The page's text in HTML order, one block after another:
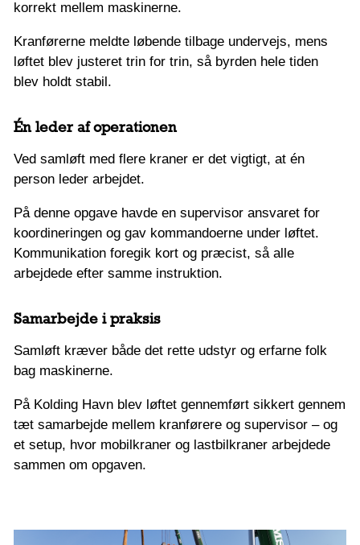
korrekt mellem maskinerne.
Kranførerne meldte løbende tilbage undervejs, mens
løftet blev justeret trin for trin, så byrden hele tiden
blev holdt stabil.
Én leder af operationen
Ved samløft med flere kraner er det vigtigt, at én
person leder arbejdet.
På denne opgave havde en supervisor ansvaret for
koordineringen og gav kommandoerne under løftet.
Kommunikation foregik kort og præcist, så alle
arbejdede efter samme instruktion.
Samarbejde i praksis
Samløft kræver både det rette udstyr og erfarne folk
bag maskinerne.
På Kolding Havn blev løftet gennemført sikkert gennem
tæt samarbejde mellem kranførere og supervisor – og
et setup, hvor mobilkraner og lastbilkraner arbejdede
sammen om opgaven.